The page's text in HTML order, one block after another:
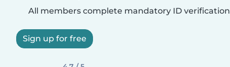
All members complete mandatory ID verification
Sign up for free